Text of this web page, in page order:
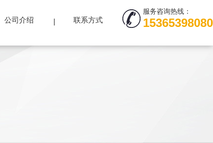
服务咨询热线：
15365398080
公司介绍 联系方式